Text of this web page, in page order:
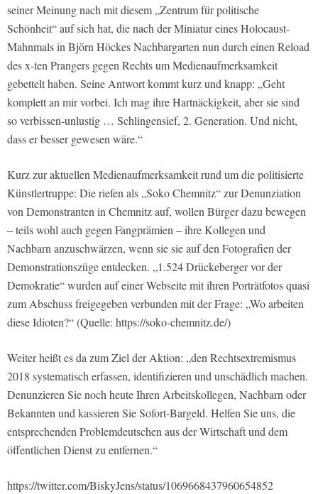
seiner Meinung nach mit diesem „Zentrum für politische
Schönheit“ auf sich hat, die nach der Miniatur eines Holocaust-
Mahnmals in Björn Höckes Nachbargarten nun durch einen Reload
des x-ten Prangers gegen Rechts um Medienaufmerksamkeit
gebettelt haben. Seine Antwort kommt kurz und knapp: „Geht
komplett an mir vorbei. Ich mag ihre Hartnäckigkeit, aber sie sind
so verbissen-unlustig … Schlingensief, 2. Generation. Und nicht,
dass er besser gewesen wäre.“
Kurz zur aktuellen Medienaufmerksamkeit rund um die politisierte
Künstlertruppe: Die riefen als „Soko Chemnitz“ zur Denunziation
von Demonstranten in Chemnitz auf, wollen Bürger dazu bewegen
– teils wohl auch gegen Fangprämien – ihre Kollegen und
Nachbarn anzuschwärzen, wenn sie sie auf den Fotografien der
Demonstrationszüge entdecken. „1.524 Drückeberger vor der
Demokratie“ wurden auf einer Webseite mit ihren Porträtfotos quasi
zum Abschuss freigegeben verbunden mit der Frage: „Wo arbeiten
diese Idioten?“ (Quelle: https://soko-chemnitz.de/)
Weiter heißt es da zum Ziel der Aktion: „den Rechtsextremismus
2018 systematisch erfassen, identifizieren und unschädlich machen.
Denunzieren Sie noch heute Ihren Arbeitskollegen, Nachbarn oder
Bekannten und kassieren Sie Sofort-Bargeld. Helfen Sie uns, die
entsprechenden Problemdeutschen aus der Wirtschaft und dem
öffentlichen Dienst zu entfernen.“
https://twitter.com/BiskyJens/status/1069668437960654852